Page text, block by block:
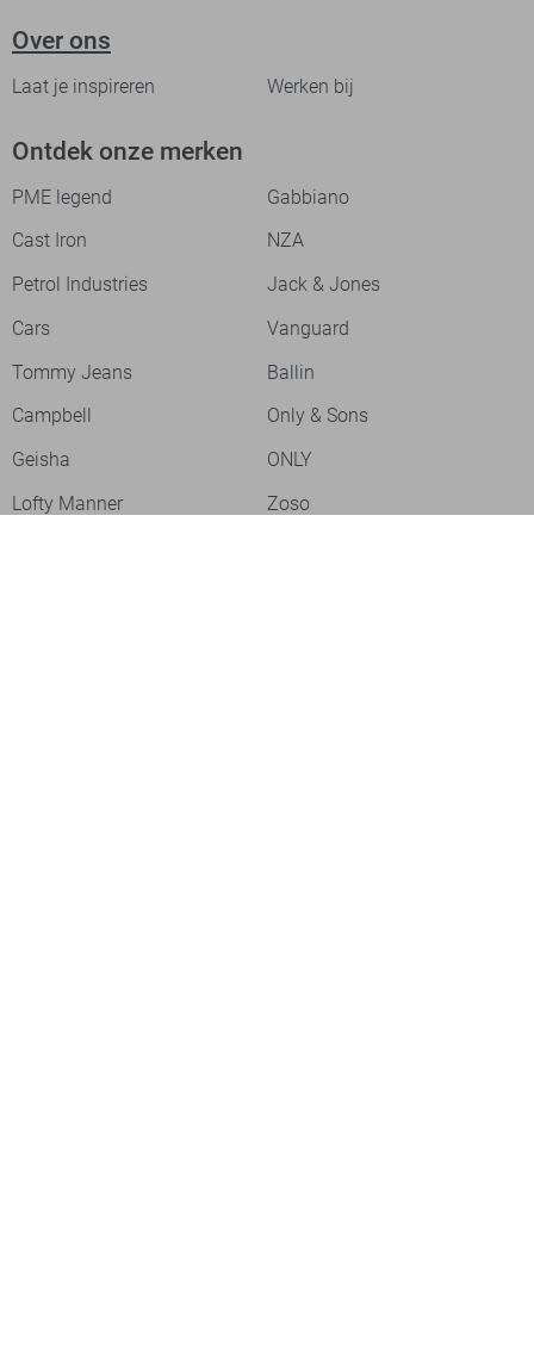
Over ons
Laat je inspireren Werken bij
Ontdek onze merken
PME legend
Gabbiano
Cast Iron
NZA
Petrol Industries
Jack & Jones
Cars
Vanguard
Tommy Jeans
Ballin
Campbell
Only & Sons
Geisha
ONLY
Lofty Manner
Zoso